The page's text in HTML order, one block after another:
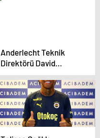
Anderlecht Teknik
Direktörü David
Hubert: ‘Rövanş İçin
Güçlenmeliyiz’